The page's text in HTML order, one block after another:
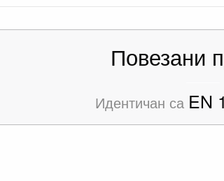
Повезани
Идентичан са EN